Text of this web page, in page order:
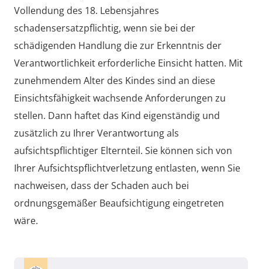
Vollendung des 18. Lebensjahres
schadensersatzpflichtig, wenn sie bei der
schädigenden Handlung die zur Erkenntnis der
Verantwortlichkeit erforderliche Einsicht hatten. Mit
zunehmendem Alter des Kindes sind an diese
Einsichtsfähigkeit wachsende Anforderungen zu
stellen. Dann haftet das Kind eigenständig und
zusätzlich zu Ihrer Verantwortung als
aufsichtspflichtiger Elternteil. Sie können sich von
Ihrer Aufsichtspflichtverletzung entlasten, wenn Sie
nachweisen, dass der Schaden auch bei
ordnungsgemäßer Beaufsichtigung eingetreten
wäre.